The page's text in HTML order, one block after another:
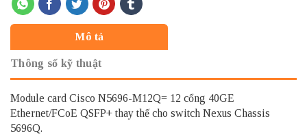
Mô tả
Thông số kỹ thuật
Module card Cisco N5696-M12Q= 12 cổng 40GE
Ethernet/FCoE QSFP+ thay thế cho switch Nexus Chassis
5696Q.